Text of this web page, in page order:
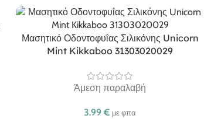
Μασητικό Οδοντοφυΐας Σιλικόνης Unicorn
Mint Kikkaboo 31303020029
Άμεση παραλαβή
3.99 € με φπα